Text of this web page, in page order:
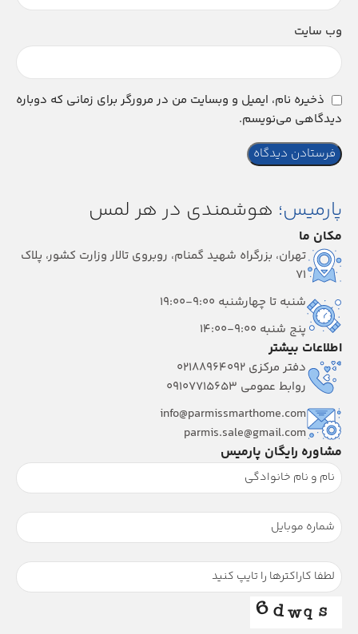
وب‌ سایت
ذخیره نام، ایمیل و وبسایت من در مرورگر برای زمانی که دوباره
دیدگاهی می‌نویسم.
پارمیس؛ هوشمندی در هر لمس
مکان ما
تهران، بزرگراه شهید گمنام، روبروی تالار وزارت کشور، پلاک
۷۱
شنبه تا چهارشنبه 9:00-19:00
پنج شنبه 9:00-14:00
اطلاعات بیشتر
دفتر مرکزی 02188964092
روابط عمومی 09107715653
info@parmissmarthome.com
parmis.sale@gmail.com
مشاوره رایگان پارمیس